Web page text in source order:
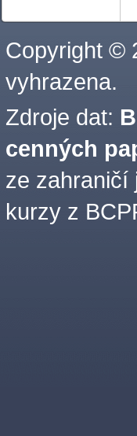
Copyright ©
vyhrazena.
Zdroje dat:
cenných
ze zahraničí
kurzy z